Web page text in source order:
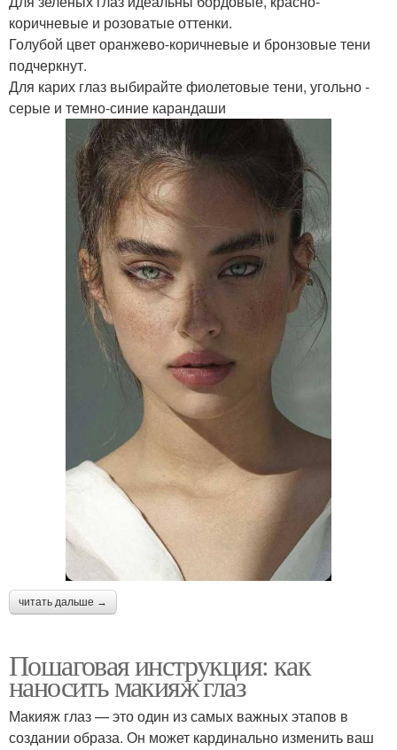
коричневые и розоватые оттенки.
Голубой цвет оранжево-коричневые и бронзовые тени
подчеркнут.
Для карих глаз выбирайте фиолетовые тени, угольно -
серые и темно-синие карандаши
читать дальше →
Пошаговая инструкция: как
наносить макияж глаз
Макияж глаз — это один из самых важных этапов в
создании образа. Он может кардинально изменить ваш